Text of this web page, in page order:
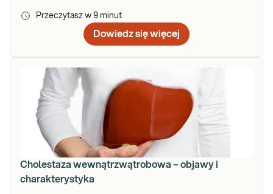
Przeczytasz w 9 minut
Dowiedz się więcej
Cholestaza wewnątrzwątrobowa – objawy i
charakterystyka